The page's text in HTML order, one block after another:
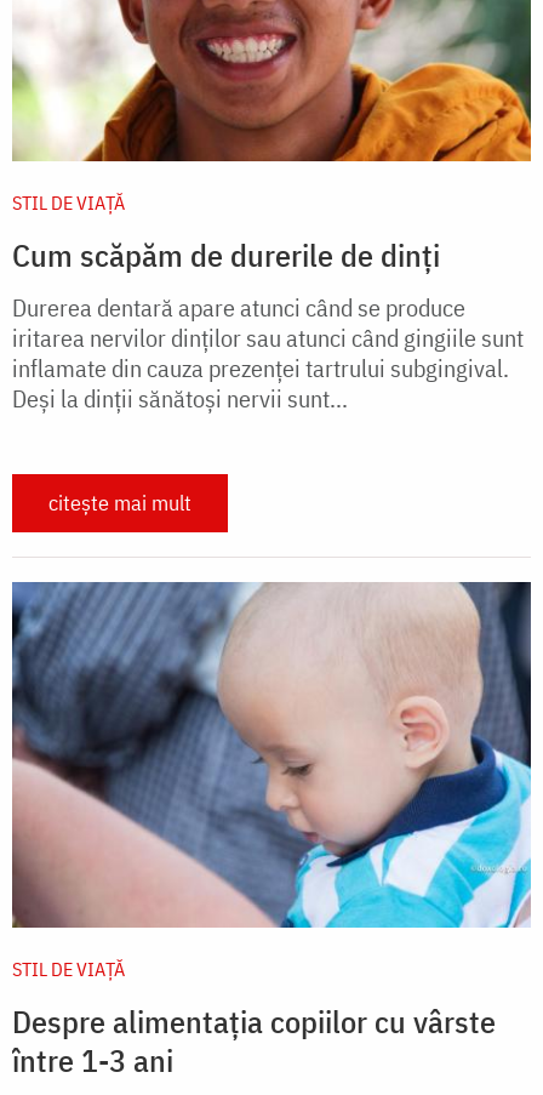
STIL DE VIAŢĂ
Cum scăpăm de durerile de dinţi
Durerea dentară apare atunci când se produce
iritarea nervilor dinţilor sau atunci când gingiile sunt
inflamate din cauza prezenţei tartrului subgingival.
Deşi la dinţii sănătoşi nervii sunt...
citește mai mult
STIL DE VIAŢĂ
Despre alimentaţia copiilor cu vârste
între 1-3 ani